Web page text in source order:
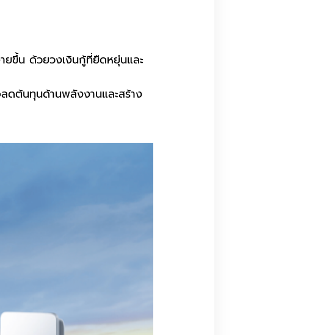
ยขึ้น ด้วยวงเงินกู้ที่ยืดหยุ่นและ
ดต้นทุนด้านพลังงานและสร้าง